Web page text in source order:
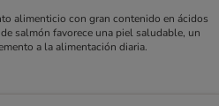
alimenticio con gran contenido en ácidos
salmón favorece una piel saludable, un
a la alimentación diaria.